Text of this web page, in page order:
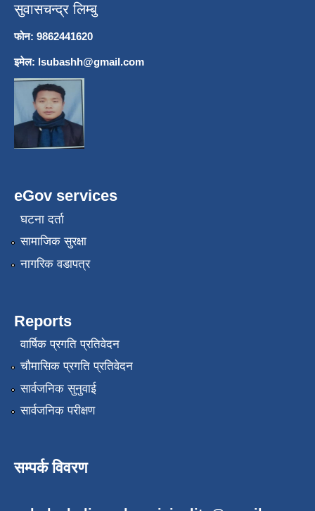
सुवासचन्द्र लिम्बु
फोन: 9862441620
इमेल: lsubashh@gmail.com
eGov services
घटना दर्ता
सामाजिक सुरक्षा
नागरिक वडापत्र
Reports
वार्षिक प्रगति प्रतिवेदन
चौमासिक प्रगति प्रतिवेदन
सार्वजनिक सुनुवाई
सार्वजनिक परीक्षण
सम्पर्क विवरण